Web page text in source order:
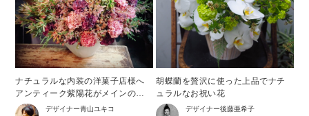
ナチュラルな内装の洋菓子店様へ
アンティーク紫陽花がメインの開
店祝い花デザイナー青山ユキコ
胡蝶蘭を贅沢に使った上品でナチ
ュラルなお祝い花
デザイナー後藤亜希子